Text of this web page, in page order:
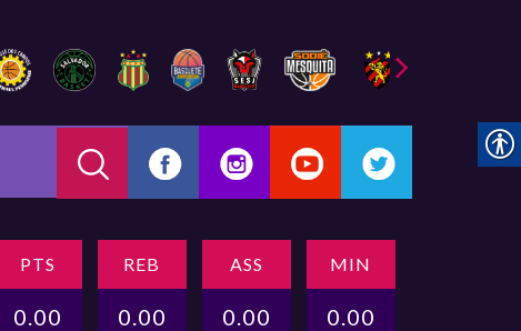
PTS
0.00
REB
0.00
ASS
0.00
MIN
0.00